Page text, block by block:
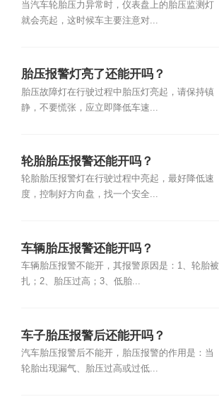
当汽车轮胎压力异常时，仪表盘上的胎压监测灯
就会亮起，这时候车主要注意对...
胎压报警灯亮了还能开吗？
胎压故障灯在行驶过程中胎压灯亮起，请保持镇
静，不要慌张，应立即降低车速...
轮胎胎压报警还能开吗？
轮胎胎压报警灯在行驶过程中亮起，最好降低速
度，控制好方向盘，找一个安全...
车辆胎压报警还能开吗？
车辆胎压报警不能开，其报警原因是：1、轮胎被
扎；2、胎压过高；3、低胎...
车子胎压报警后还能开吗？
汽车胎压报警后不能开，胎压报警的作用是：当
轮胎出现漏气、胎压过高或过低...